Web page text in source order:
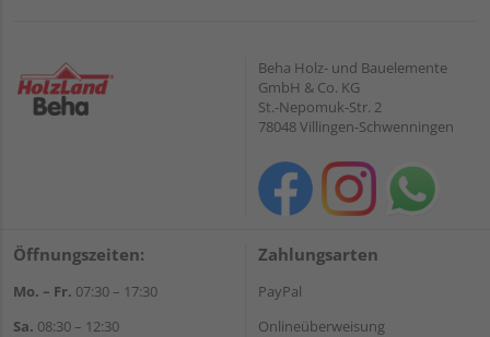
Beha Holz- und Bauelemente
GmbH & Co. KG
St.-Nepomuk-Str. 2
78048 Villingen-Schwenningen
Öffnungszeiten:
Mo. – Fr. 07:30 – 17:30
Sa. 08:30 – 12:30
Zahlungsarten
PayPal
Onlineüberweisung